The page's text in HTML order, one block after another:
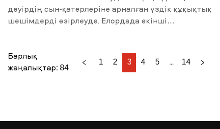
дәуірдің сын-қатерлеріне арналған үздік құқықтық
шешімдерді әзірлеуде. Елордада екінші
Барлық
жаңалықтар: 84
1 2 3 4 5 ... 14